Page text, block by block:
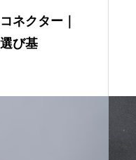
ネクター｜
び基